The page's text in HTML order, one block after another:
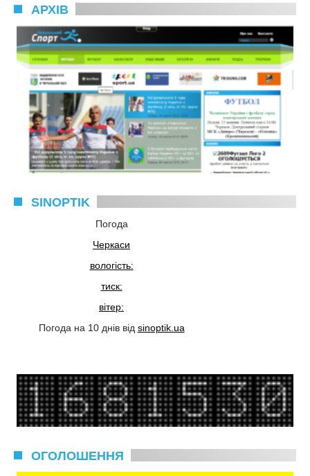
АРХІВ
SINOPTIK
Погода
Черкаси
вологість:
тиск:
вітер:
Погода на 10 днів від sinoptik.ua
ОГОЛОШЕННЯ